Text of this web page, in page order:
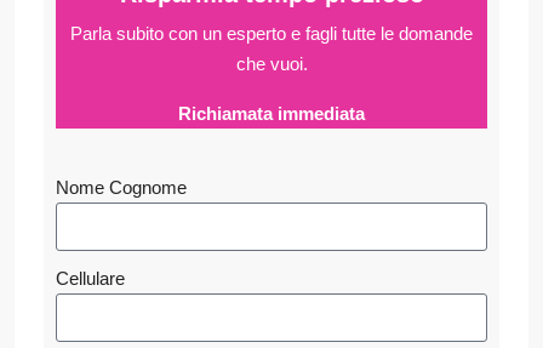
Parla subito con un esperto e fagli tutte le domande
che vuoi.
Richiamata immediata
Nome Cognome
Cellulare